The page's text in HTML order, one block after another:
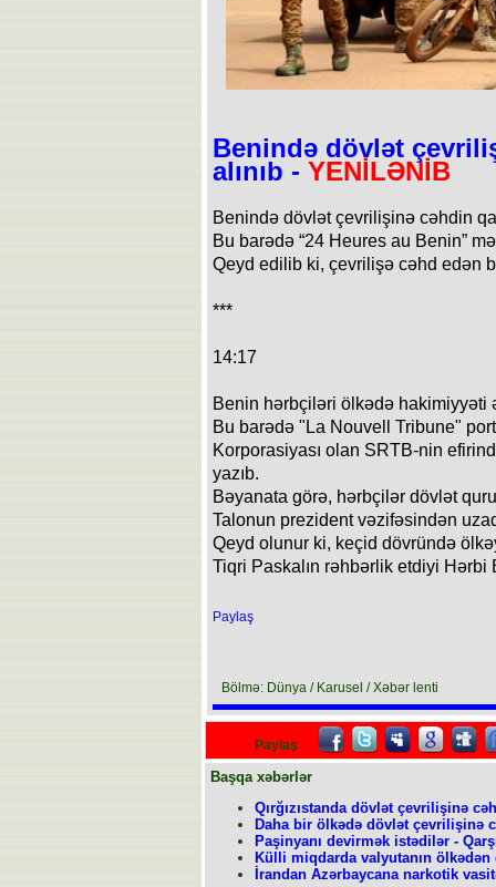
Benində dövlət
alınıb - YENİLƏNİB
Benində dövlət çevrilişinə cəhdin
Bu barədə “24 Heures au Benin”
Qeyd edilib ki, çevrilişə cəhd edən
***
14:17
Benin hərbçiləri ölkədə hakimiyyəti
Bu barədə "La Nouvell Tribune"
Korporasiyası olan SRTB-nin
yazıb.
Bəyanata görə, hərbçilər dövlət
Talonun prezident vəzifəsindən
Qeyd olunur ki, keçid dövründə
Tiqri Paskalın rəhbərlik etdiyi
Paylaş
Bölmə: Dünya / Karusel / Xəbər lenti
Paylaş
Başqa xəbərlər
Qırğızıstanda dövlət çevrilişinə
Daha bir ölkədə dövlət çevrilişinə
Paşinyanı devirmək istədilər -
Külli miqdarda valyutanın ölkədən
İrandan Azərbaycana narkotik